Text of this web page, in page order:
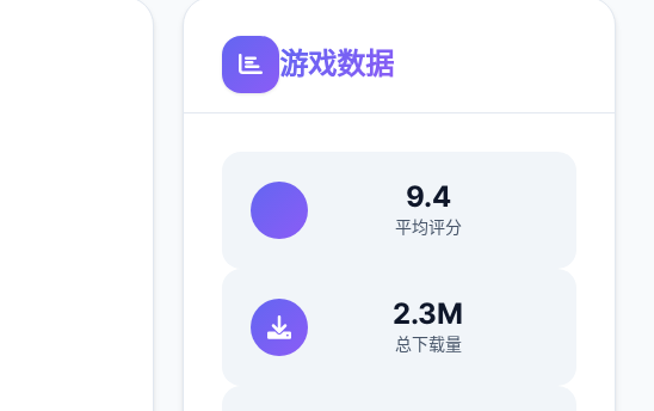
游戏数据
9.4
平均评分
2.3M
总下载量